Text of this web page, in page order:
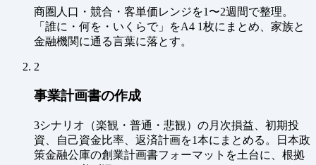
商圏人口・競合・客単価レンジを1〜2週間で整理。
「誰に・何を・いくらで」をA4 1枚にまとめ、家族と
金融機関に通る言葉に落とす。
2
事業計画書の作成
3シナリオ（楽観・普通・悲観）の月次損益、初期投
資、自己資金比率、返済計画を1本にまとめる。日本政
策金融公庫の創業計画書フォーマットを土台に、根拠